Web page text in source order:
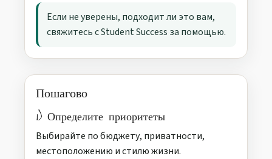
Если не уверены, подходит ли это вам,
свяжитесь с Student Success за помощью.
Пошагово
1) Определите приоритеты
Выбирайте по бюджету, приватности,
местоположению и стилю жизни.